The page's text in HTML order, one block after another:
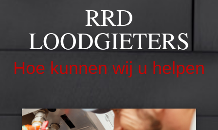
RRD
LOODGIETERS
Hoe kunnen wij u helpen